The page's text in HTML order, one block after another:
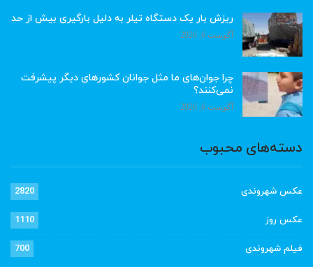
ریزش بار یک دستگاه تیلر به دلیل بارگیری بیش از حد
آگوست 6, 2026
چرا جوان‌های ما مثل جوانان کشورهای دیگر پیشرفت
نمی‌کنند؟
آگوست 6, 2026
دسته‌های محبوب
عکس شهروندی 2820
عکس روز 1110
فیلم شهروندی 700